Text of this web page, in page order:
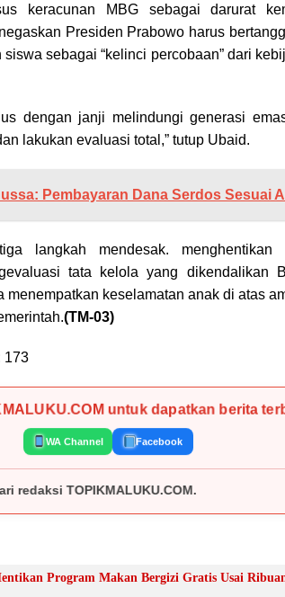
keracunan MBG sebagai darurat
Presiden Prabowo harus
sebagai “kelinci percobaan” dari
dengan janji melindungi generasi
lakukan evaluasi total,” tutup Ubaid.
Pembayaran Dana Serdos Sesuai
langkah mendesak. menghentikan
tata kelola yang dikendalikan
menempatkan keselamatan anak di atas
(TM-03)
173
untuk dapatkan berita
WA Channel Facebook
Program Makan Bergizi Gratis Usai